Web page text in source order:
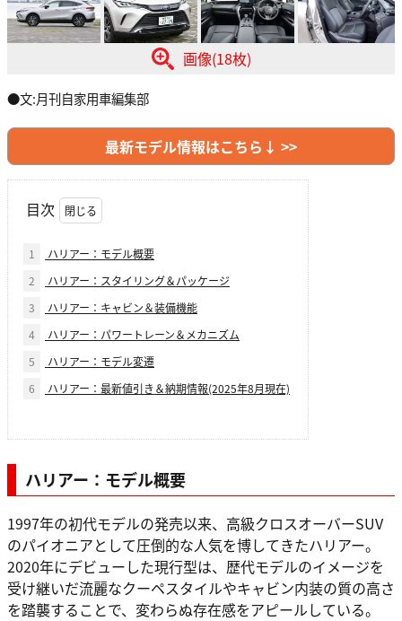
画像(18枚)
●文:月刊自家用車編集部
最新モデル情報はこちら↓ >>
目次
1
ハリアー：モデル概要
2
ハリアー：スタイリング＆パッケージ
3
ハリアー：キャビン＆装備機能
4
ハリアー：パワートレーン＆メカニズム
5
ハリアー：モデル変遷
6
ハリアー：最新値引き＆納期情報(2025年8月現在)
ハリアー：モデル概要
1997年の初代モデルの発売以来、高級クロスオーバーSUV
のパイオニアとして圧倒的な人気を博してきたハリアー。
2020年にデビューした現行型は、歴代モデルのイメージを
受け継いだ流麗なクーペスタイルやキャビン内装の質の高さ
を踏襲することで、変わらぬ存在感をアピールしている。